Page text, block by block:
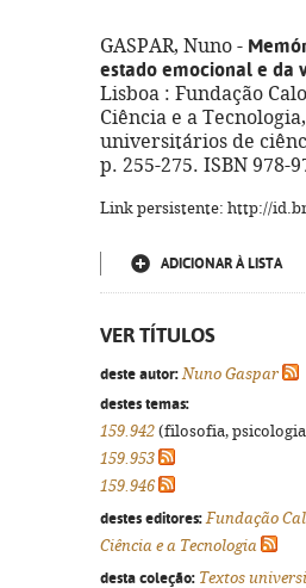
GASPAR, Nuno -
estado emocional e da
Lisboa : Fundação
Ciência e a
universitários de
p. 255-275. ISBN 978-
Link persistente: http://
ADICIONAR À LISTA
VER TÍTULOS
deste autor: Nuno Gaspar
destes temas:
159.942 (filosofia,
159.953
159.946
destes editores: Fundação
Ciência e a Tecnologia
desta coleção: Textos